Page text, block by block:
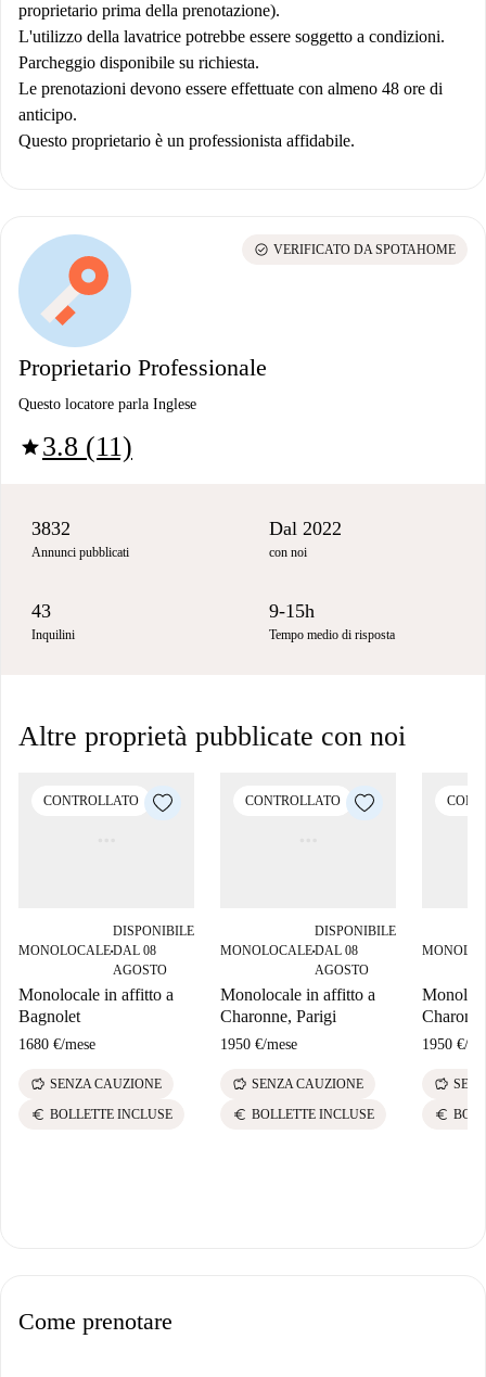
proprietario prima della prenotazione).
L'utilizzo della lavatrice potrebbe essere soggetto a condizioni.
Parcheggio disponibile su richiesta.
Le prenotazioni devono essere effettuate con almeno 48 ore di
anticipo.
Questo proprietario è un professionista affidabile.
Proprietario Professionale
Questo locatore parla Inglese
star3.8 (11)
check_circle VERIFICATO DA SPOTAHOME
3832
Annunci pubblicati
Dal 2022
con noi
43
Inquilini
9-15h
Tempo medio di risposta
Altre proprietà pubblicate con noi
CONTROLLATO
MONOLOCALE■
DISPONIBILE
DAL 08
AGOSTO
Monolocale in affitto a
Bagnolet
1680 €/mese
savings SENZA CAUZIONE
euro BOLLETTE INCLUSE
CONTROLLATO
MONOLOCALE■
DISPONIBILE
DAL 08
AGOSTO
Monolocale in affitto a
Charonne, Parigi
1950 €/mese
savings SENZA CAUZIONE
euro BOLLETTE INCLUSE
1950 €/
savings
euro
Come prenotare